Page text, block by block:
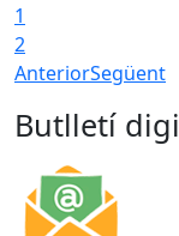
1
2
AnteriorSegüent
Butlletí